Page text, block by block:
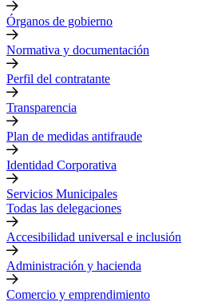
Órganos de gobierno
Normativa y documentación
Perfil del contratante
Transparencia
Plan de medidas antifraude
Identidad Corporativa
Servicios Municipales
Todas las delegaciones
Accesibilidad universal e inclusión
Administración y hacienda
Comercio y emprendimiento